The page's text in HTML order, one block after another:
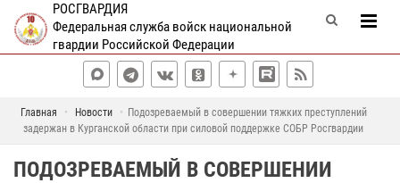
РОСГВАРДИЯ
Федеральная служба войск национальной
гвардии Российской Федерации
Главная Новости
Подозреваемый в совершении тяжких преступлений
задержан в Курганской области при силовой поддержке СОБР Росгвардии
ПОДОЗРЕВАЕМЫЙ В СОВЕРШЕНИИ